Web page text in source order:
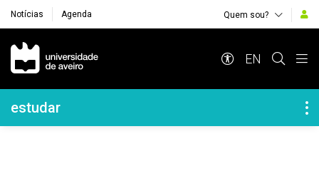
Notícias Agenda Quem sou?
Navegação Principal
EN
Navegação Lateral
estudar